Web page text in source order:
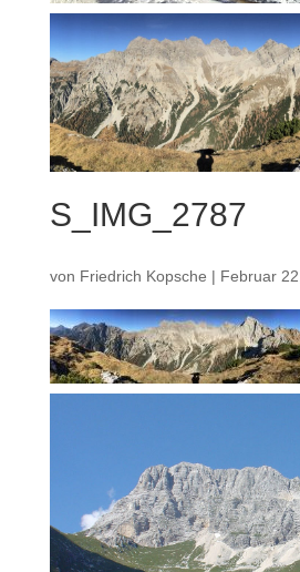
S_IMG_2787
von Friedrich Kopsche | Februar